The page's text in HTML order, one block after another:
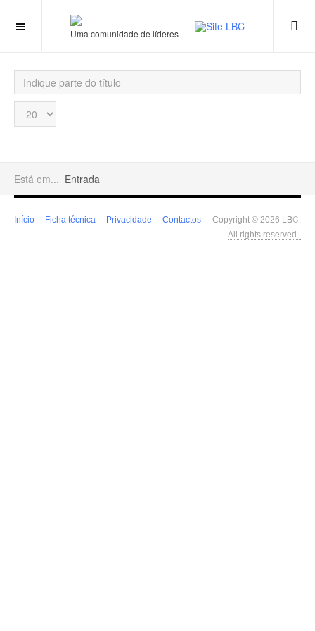
Uma comunidade de líderes
Indique
parte
do
título
Qtd.
a
Está em... Entrada
Início Ficha técnica Privacidade Contactos Copyright © 2026 LBC.
All rights reserved.